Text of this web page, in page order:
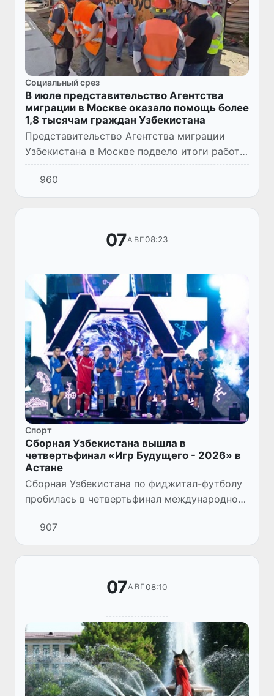
Социальный срез
В июле представительство Агентства
миграции в Москве оказало помощь более
1,8 тысячам граждан Узбекистана
Представительство Агентства миграции
Узбекистана в Москве подвело итоги работы
за июль 2026 года. За месяц социальную,
правовую и практическую помощь получили
более 1,8 тыс. гражда...
960
07АВГ08:23
Спорт
Сборная Узбекистана вышла в
четвертьфинал «Игр Будущего - 2026» в
Астане
Сборная Узбекистана по фиджитал-футболу
пробилась в четвертьфинал международного
турнира «Игры Будущего - 2026», одержав
драматичную победу над командой Orlando
Pirates.
907
07АВГ08:10